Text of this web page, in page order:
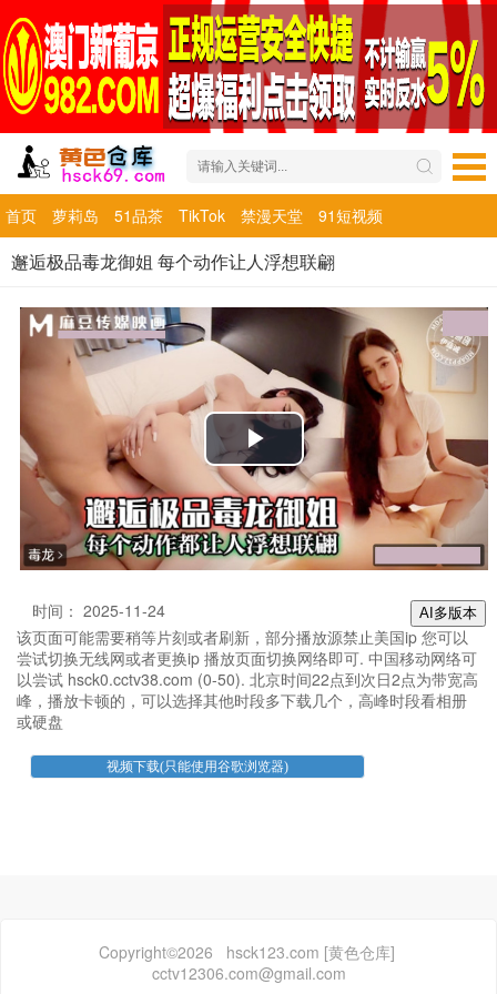
首页 萝莉岛 51品茶 TikTok 禁漫天堂 91短视频
邂逅极品毒龙御姐 每个动作让人浮想联翩
AI多版本
时间： 2025-11-24
该页面可能需要稍等片刻或者刷新，部分播放源禁止美国ip 您可以
尝试切换无线网或者更换ip 播放页面切换网络即可. 中国移动网络可
以尝试 hsck0.cctv38.com (0-50). 北京时间22点到次日2点为带宽高
峰，播放卡顿的，可以选择其他时段多下载几个，高峰时段看相册
或硬盘
Copyright©2026 hsck123.com [黄色仓库]
cctv12306.com@gmail.com